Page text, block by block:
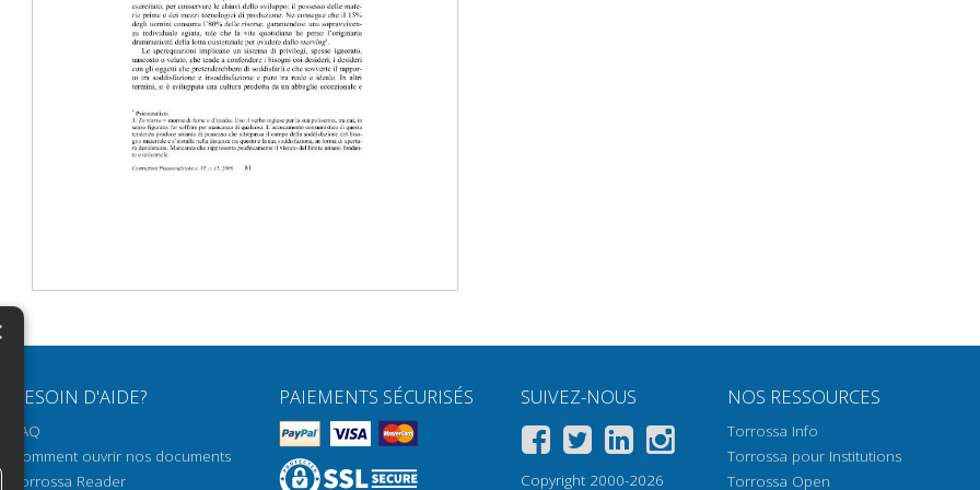
BESOIN D'AIDE?
FAQ
Comment ouvrir nos documents
Torrossa Reader
PAIEMENTS SÉCURISÉS SUIVEZ-NOUS
Copyright 2000-2026
NOS RESSOURCES
Torrossa Info
Torrossa pour Institutions
Torrossa Open